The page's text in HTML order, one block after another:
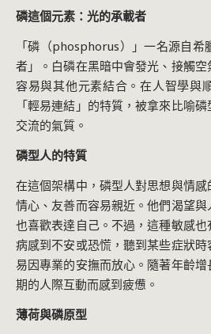
磷這個元素：光的承載者
「磷（phosphorus）」一名源自
者」。白磷在黑暗中會發光、接觸空
容易與其他元素結合。在人智學與
「輕易連結」的特質，被拿來比喻
交流的氣質。
磷型人的特質
在這個架構中，磷型人對思想與情
情心、友善而容易親近。他們渴望與
也喜歡表達自己。不過，這種敏感
病感到不安或恐慌，聽到某些症狀
易因專業的安撫而放心。隨著年齡
期的人際互動而感到疲憊。
薄荷與磷原型